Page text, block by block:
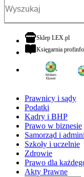
Sklep LEX.pl
Księgarnia
Prawnicy i sądy
Podatki
Kadry i BHP
Prawo w biznesie
Samorząd i
Szkoły i uczelnie
Zdrowie
Prawo dla
Akty Prawne